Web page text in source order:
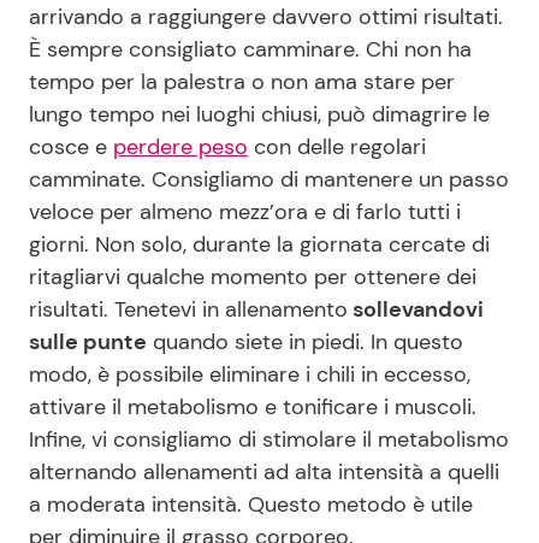
arrivando a raggiungere davvero ottimi risultati.
È sempre consigliato camminare. Chi non ha
tempo per la palestra o non ama stare per
lungo tempo nei luoghi chiusi, può dimagrire le
cosce e perdere peso con delle regolari
camminate. Consigliamo di mantenere un passo
veloce per almeno mezz’ora e di farlo tutti i
giorni. Non solo, durante la giornata cercate di
ritagliarvi qualche momento per ottenere dei
risultati. Tenetevi in allenamento sollevandovi
sulle punte quando siete in piedi. In questo
modo, è possibile eliminare i chili in eccesso,
attivare il metabolismo e tonificare i muscoli.
Infine, vi consigliamo di stimolare il metabolismo
alternando allenamenti ad alta intensità a quelli
a moderata intensità. Questo metodo è utile
per diminuire il grasso corporeo.